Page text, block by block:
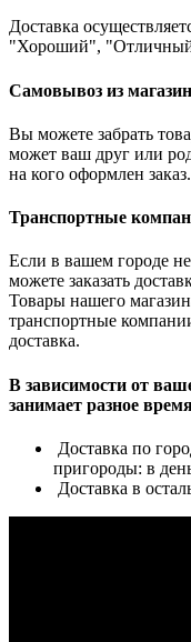
Доставка
"Хороший",
Самовывоз из
Вы можете забрать
может ваш друг или
на кого оформлен заказ.
Транспортные
Если в вашем городе
можете заказать
Товары нашего
транспортные
доставка.
В зависимости от
занимает разное
Доставка по
пригороды: в
Доставка в